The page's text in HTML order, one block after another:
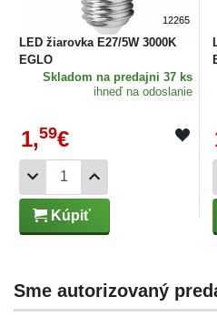
12265
LED žiarovka E27/5W 3000K
EGLO
Skladom na predajni 37 ks
ihneď na odoslanie
1,59€
Kúpiť
Sme autorizovaný